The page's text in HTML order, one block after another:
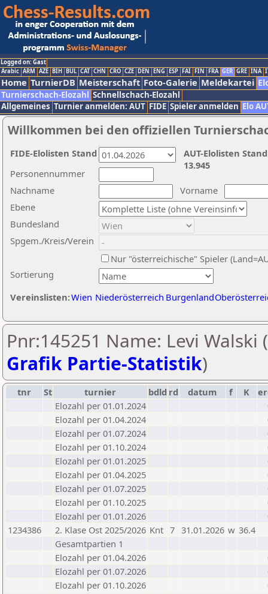
Logged on: Gast
Arabic ARM AZE BIH BUL CAT CHN CRO CZE DEN ENG ESP FAI FIN FRA GER GRE INA
Home TurnierDB Meisterschaft Foto-Galerie Meldekartei
Turnierschach-Elozahl Schnellschach-Elozahl
Allgemeines Turnier anmelden: AUT FIDE Spieler anmelden Elo
Willkommen bei den offiziellen
Nachname
Vorname
Ebene
Sortierung
Personennummer
Bundesland
Spgem./Kreis/Verein
Nur "österreichische" Spieler
Vereinslisten:Wien Niederösterreich Burgenland
AUT-Elolisten
13.945
FIDE-Elolisten Stand
Pnr:145251 Name: Levi Walski (
Grafik Partie-Statistik)
tnr St turnier bdld rd datum f K
Elozahl per 01.01.2024
Elozahl per 01.04.2024
Elozahl per 01.07.2024
Elozahl per 01.10.2024
Elozahl per 01.01.2025
Elozahl per 01.04.2025
Elozahl per 01.07.2025
Elozahl per 01.10.2025
Elozahl per 01.01.2026
1234386
2. Klase Ost 2025/2026 Knt 7 31.01.2026 w 36.4
Gesamtpartien 1
Elozahl per 01.04.2026
Elozahl per 01.07.2026
Elozahl per 01.10.2026